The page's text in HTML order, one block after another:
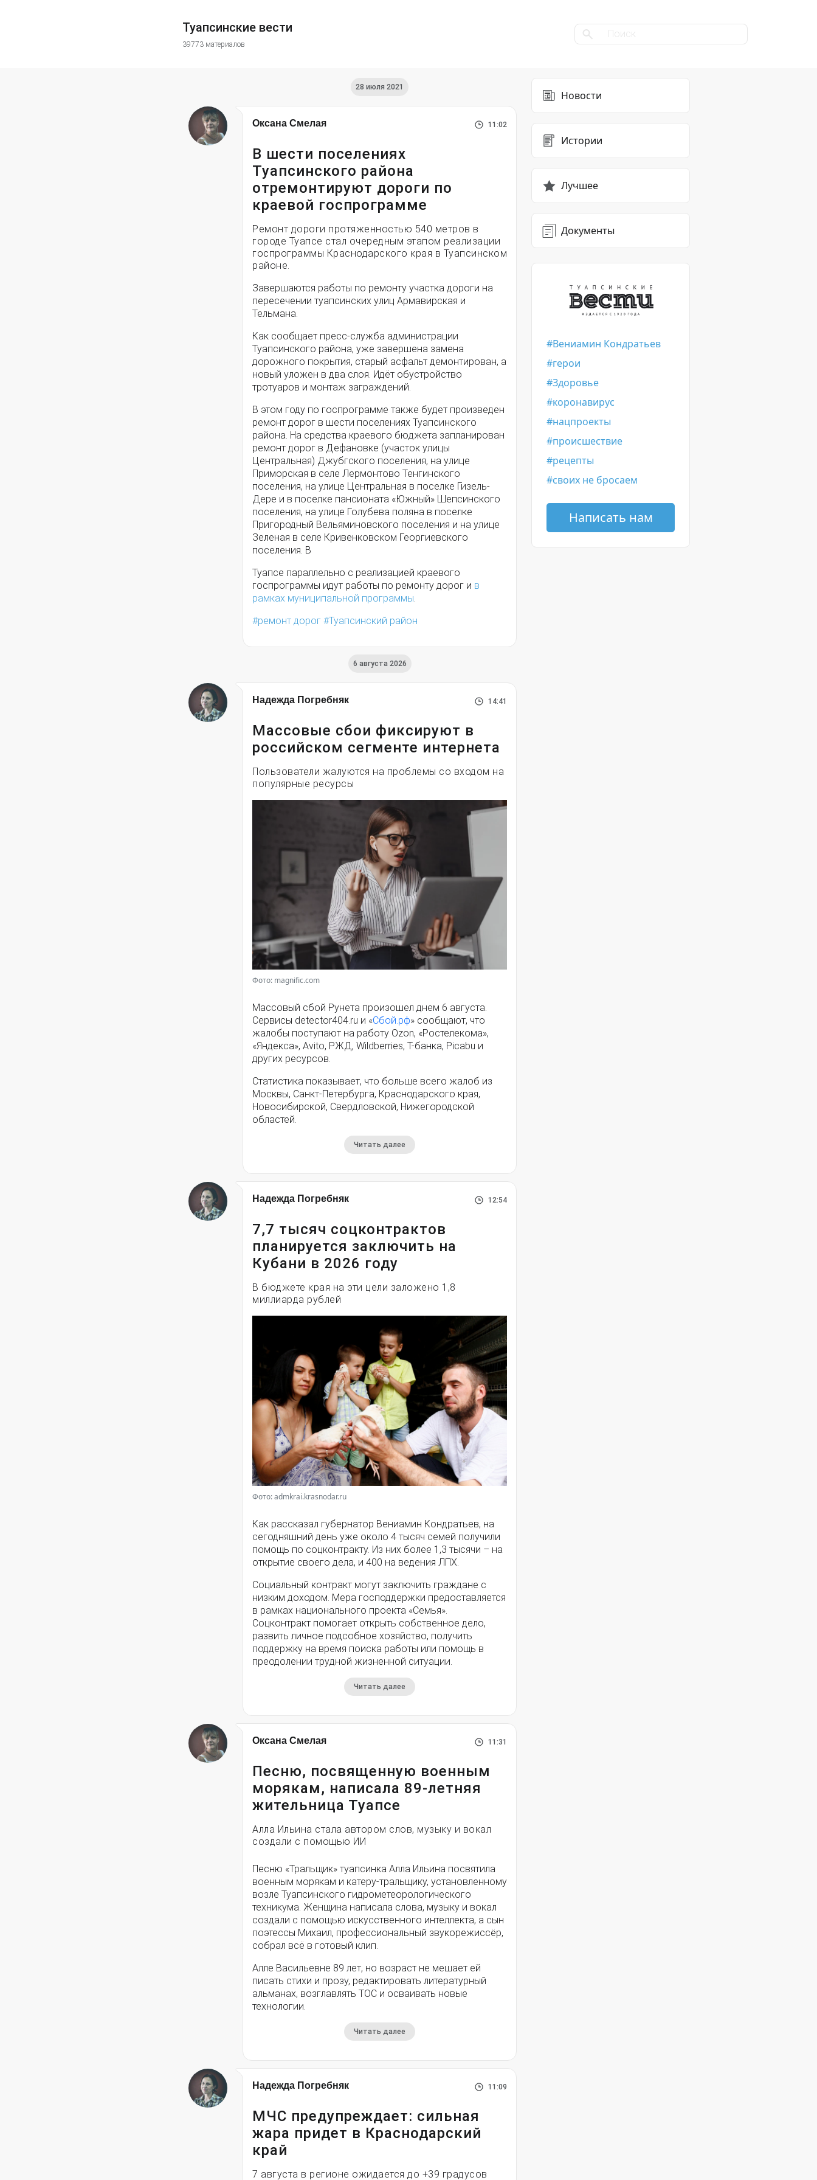
Туапсинские вести
39773 материалов
28 июля 2021
Оксана Смелая 11:02
В шести поселениях
Туапсинского района
отремонтируют дороги по
краевой госпрограмме
Ремонт дороги протяженностью 540 метров в
городе Туапсе стал очередным этапом реализации
госпрограммы Краснодарского края в Туапсинском
районе.
Завершаются работы по ремонту участка дороги на
пересечении туапсинских улиц Армавирская и
Тельмана.
Как сообщает пресс-служба администрации
Туапсинского района, уже завершена замена
дорожного покрытия, старый асфальт демонтирован, а
новый уложен в два слоя. Идёт обустройство
тротуаров и монтаж заграждений.
В этом году по госпрограмме также будет произведен
ремонт дорог в шести поселениях Туапсинского
района. На средства краевого бюджета запланирован
ремонт дорог в Дефановке (участок улицы
Центральная) Джубгского поселения, на улице
Приморская в селе Лермонтово Тенгинского
поселения, на улице Центральная в поселке Гизель-
Дере и в поселке пансионата «Южный» Шепсинского
поселения, на улице Голубева поляна в поселке
Пригородный Вельяминовского поселения и на улице
Зеленая в селе Кривенковском Георгиевского
поселения. В
Туапсе параллельно с реализацией краевого
госпрограммы идут работы по ремонту дорог и в
рамках муниципальной программы.
ремонт дорог
Туапсинский район
6 августа 2026
Надежда Погребняк 14:41
Массовые сбои фиксируют в
российском сегменте интернета
Пользователи жалуются на проблемы со входом на
популярные ресурсы
Фото: magnific.com
Массовый сбой Рунета произошел днем 6 августа.
Сервисы detector404.ru и «Сбой.рф» сообщают, что
жалобы поступают на работу Ozon, «Ростелекома»,
«Яндекса», Avito, РЖД, Wildberries, Т-банка, Picabu и
других ресурсов.
Статистика показывает, что больше всего жалоб из
Москвы, Санкт-Петербурга, Краснодарского края,
Новосибирской, Свердловской, Нижегородской
областей.
Читать далее
Надежда Погребняк 12:54
7,7 тысяч соцконтрактов
планируется заключить на
Кубани в 2026 году
В бюджете края на эти цели заложено 1,8
миллиарда рублей
Фото: admkrai.krasnodar.ru
Как рассказал губернатор Вениамин Кондратьев, на
сегодняшний день уже около 4 тысяч семей получили
помощь по соцконтракту. Из них более 1,3 тысячи – на
открытие своего дела, и 400 на ведения ЛПХ.
Социальный контракт могут заключить граждане с
низким доходом. Мера господдержки предоставляется
в рамках национального проекта «Семья».
Соцконтракт помогает открыть собственное дело,
развить личное подсобное хозяйство, получить
поддержку на время поиска работы или помощь в
преодолении трудной жизненной ситуации.
Читать далее
Оксана Смелая 11:31
Песню, посвященную военным
морякам, написала 89-летняя
жительница Туапсе
Алла Ильина стала автором слов, музыку и вокал
создали с помощью ИИ
Песню «Тральщик» туапсинка Алла Ильина посвятила
военным морякам и катеру-тральщику, установленному
возле Туапсинского гидрометеорологического
техникума. Женщина написала слова, музыку и вокал
создали с помощью искусственного интеллекта, а сын
поэтессы Михаил, профессиональный звукорежиссёр,
собрал всё в готовый клип.
Алле Васильевне 89 лет, но возраст не мешает ей
писать стихи и прозу, редактировать литературный
альманах, возглавлять ТОС и осваивать новые
технологии.
Читать далее
Надежда Погребняк 11:09
МЧС предупреждает: сильная
жара придет в Краснодарский
край
7 августа в регионе ожидается до +39 градусов
Новости
Истории
Лучшее
Документы
Вениамин Кондратьев
герои
Здоровье
коронавирус
нацпроекты
происшествие
рецепты
своих не бросаем
Написать нам